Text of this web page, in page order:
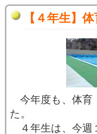
【４年生】
今年度も、体育
た。
４年生は、今週